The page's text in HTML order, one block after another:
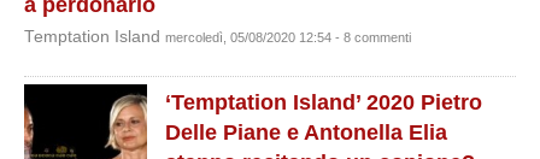
a perdonarlo
Temptation Island mercoledì, 05/08/2020 12:54 - 8 commenti
‘Temptation Island’ 2020 Pietro
Delle Piane e Antonella Elia